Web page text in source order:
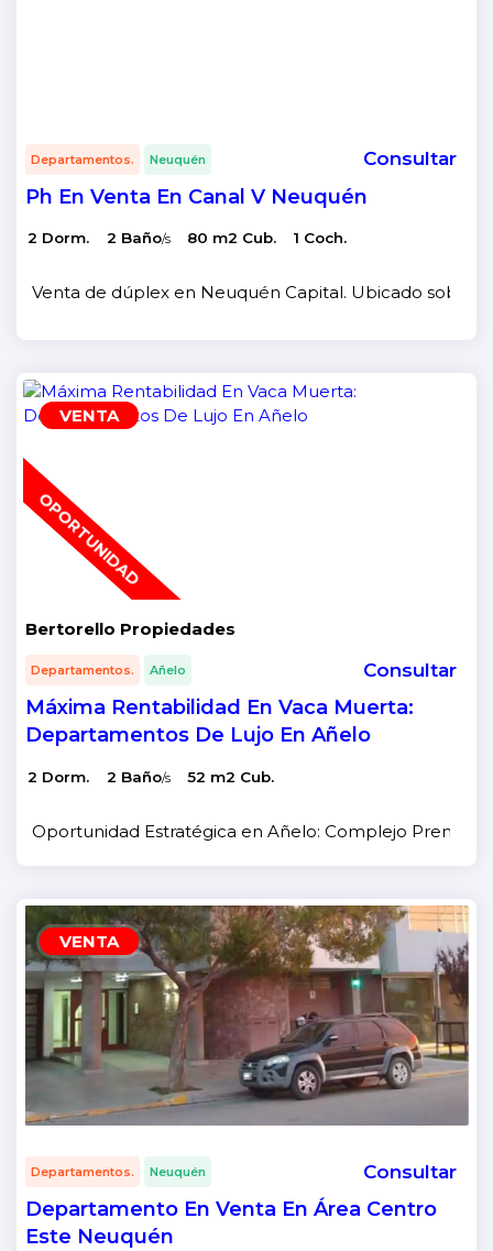
Departamentos. Neuquén Consultar
Ph En Venta En Canal V Neuquén
2 Dorm. 2 Baño/s 80 m2 Cub. 1 Coch.
Venta de dúplex en Neuquén Capital. Ubicado sobre
VENTA
OPORTUNIDAD
Bertorello Propiedades
Departamentos. Añelo Consultar
Máxima Rentabilidad En Vaca Muerta:
Departamentos De Lujo En Añelo
2 Dorm. 2 Baño/s 52 m2 Cub.
Oportunidad Estratégica en Añelo: Complejo
VENTA
Departamentos. Neuquén Consultar
Departamento En Venta En Área Centro
Este Neuquén